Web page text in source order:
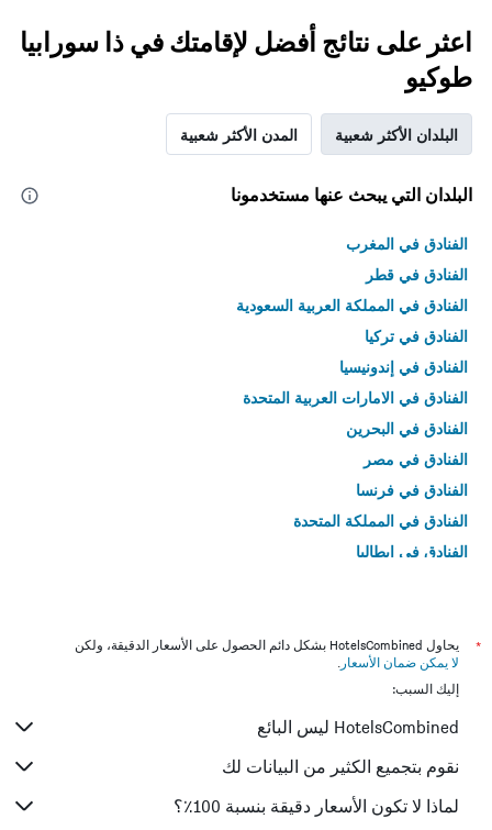
اعثر على نتائج أفضل لإقامتك في ذا سورابيا
طوكيو
البلدان الأكثر شعبية المدن الأكثر شعبية
البلدان التي يبحث عنها مستخدمونا
الفنادق في المغرب
الفنادق في قطر
الفنادق في المملكة العربية السعودية
الفنادق في تركيا
الفنادق في إندونيسيا
الفنادق في الامارات العربية المتحدة
الفنادق في البحرين
الفنادق في مصر
الفنادق في فرنسا
الفنادق في المملكة المتحدة
الفنادق في إيطاليا
*
يحاول HotelsCombined بشكل دائم الحصول على الأسعار الدقيقة، ولكن
لا يمكن ضمان الأسعار .
إليك السبب:
HotelsCombined ليس البائع
نقوم بتجميع الكثير من البيانات لك
لماذا لا تكون الأسعار دقيقة بنسبة 100٪؟